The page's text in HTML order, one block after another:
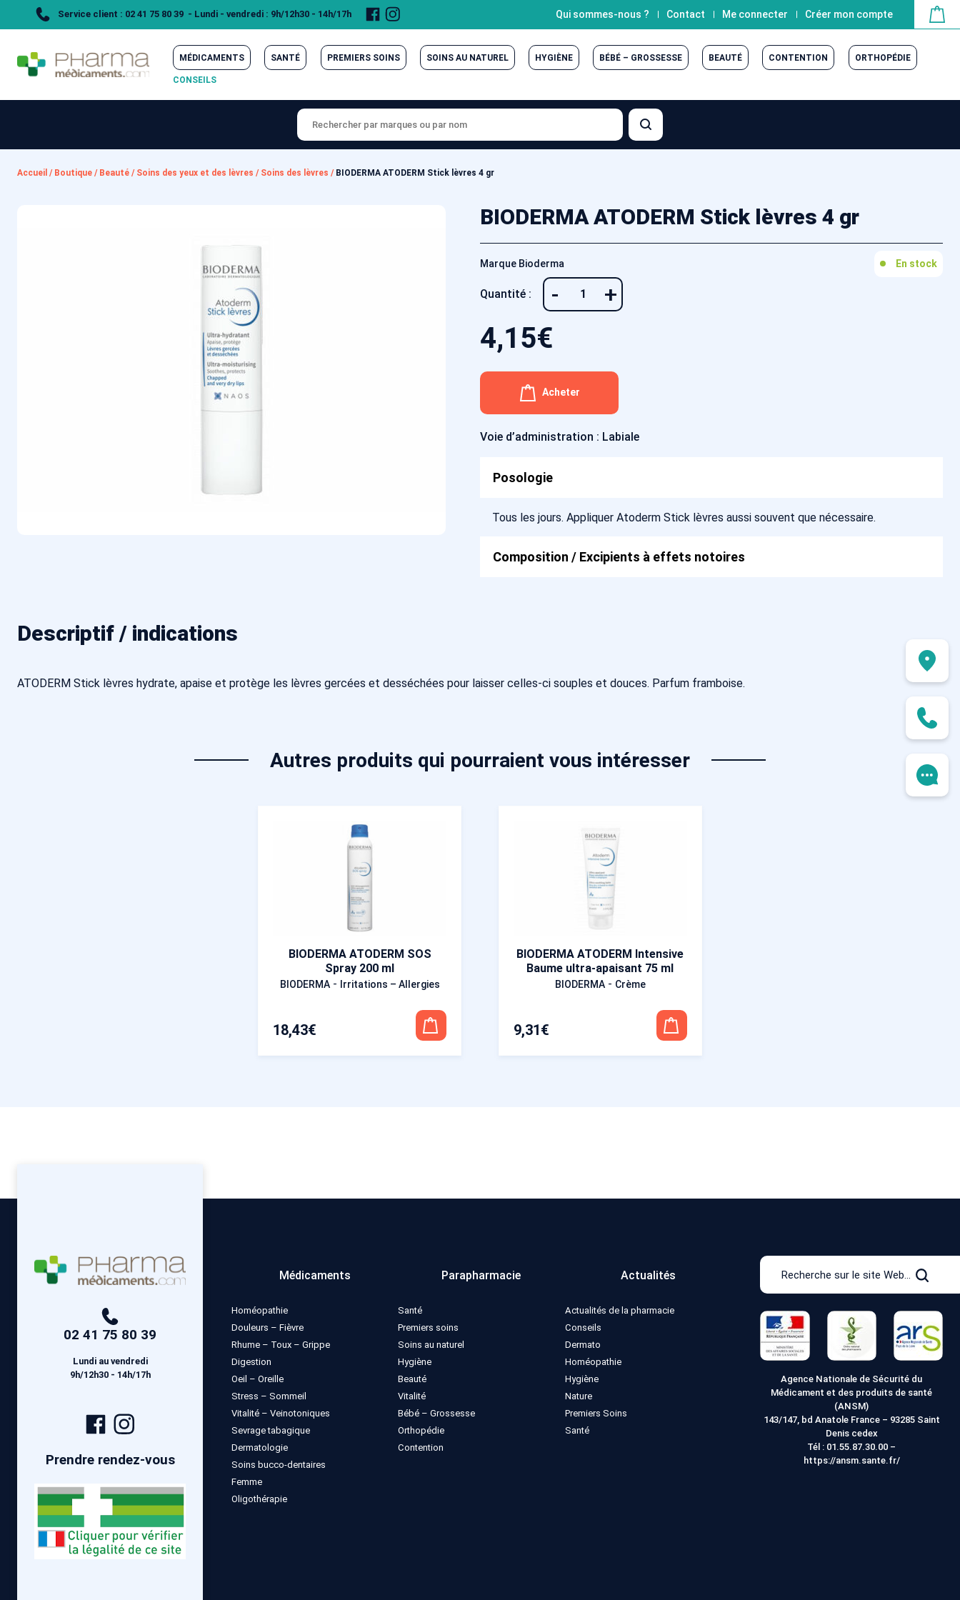
Service client : 02 41 75 80 39 - Lundi - vendredi : 9h/12h30 - 14h/17h
Page
Facebook
Instagram
Qui sommes-nous ? Contact Me connecter Créer mon compte
MÉDICAMENTS SANTÉ PREMIERS SOINS SOINS AU NATUREL HYGIÈNE BÉBÉ – GROSSESSE BEAUTÉ CONTENTION ORTHOPÉDIE
CONSEILS
Accueil / Boutique / Beauté / Soins des yeux et des lèvres / Soins des lèvres / BIODERMA ATODERM Stick lèvres 4 gr
BIODERMA ATODERM Stick lèvres 4 gr
Marque Bioderma En stock
Quantité : - +
4,15€
Acheter
Voie d’administration : Labiale
Posologie
Tous les jours. Appliquer Atoderm Stick lèvres aussi souvent que nécessaire.
Composition / Excipients à effets notoires
Descriptif / indications
ATODERM Stick lèvres hydrate, apaise et protège les lèvres gercées et desséchées pour laisser celles-ci souples et douces. Parfum framboise.
Autres produits qui pourraient vous intéresser
BIODERMA ATODERM SOS
Spray 200 ml
BIODERMA - Irritations – Allergies
18,43€
BIODERMA ATODERM Intensive
Baume ultra-apaisant 75 ml
BIODERMA - Crème
9,31€
02 41 75 80 39
Lundi au vendredi
9h/12h30 - 14h/17h
Page
Facebook
Prendre rendez-vous
Médicaments
Homéopathie
Douleurs – Fièvre
Rhume – Toux – Grippe
Digestion
Oeil – Oreille
Stress – Sommeil
Vitalité – Veinotoniques
Sevrage tabagique
Dermatologie
Soins bucco-dentaires
Femme
Oligothérapie
Parapharmacie
Santé
Premiers soins
Soins au naturel
Hygiène
Beauté
Vitalité
Bébé – Grossesse
Orthopédie
Contention
Actualités
Actualités de la pharmacie
Conseils
Dermato
Homéopathie
Hygiène
Nature
Premiers Soins
Santé
Recherche
le
site
Web
Agence Nationale de Sécurité du
Médicament et des produits de santé
(ANSM)
143/147, bd Anatole France – 93285 Saint
Denis cedex
Tél : 01.55.87.30.00 –
https://ansm.sante.fr/